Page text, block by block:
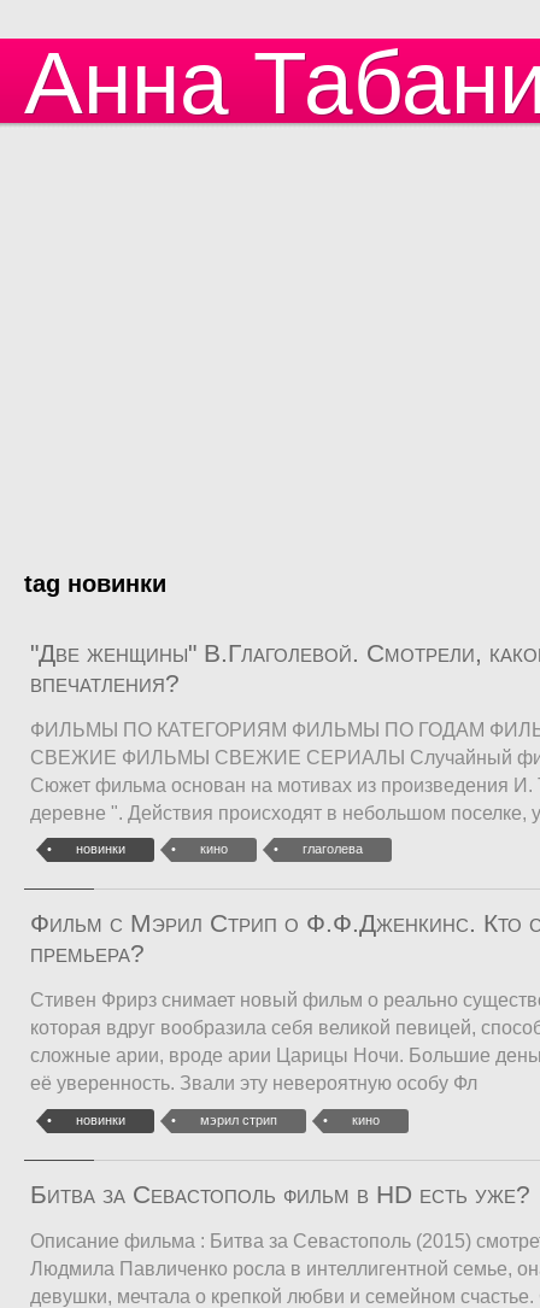
Анна
tag новинки
"Две женщины" В.Глаголевой. Смотрели,
впечатления?
ФИЛЬМЫ ПО КАТЕГОРИЯМ ФИЛЬМЫ ПО ГОДАМ
СВЕЖИЕ ФИЛЬМЫ СВЕЖИЕ СЕРИАЛЫ Случайный
Сюжет фильма основан на мотивах из произведения И.
деревне ". Действия происходят в небольшом поселке,
новинки кино глаголева
Фильм с Мэрил Стрип о Ф.Ф.Дженкинс. Кто
премьера?
Стивен Фрирз снимает новый фильм о реально
которая вдруг вообразила себя великой певицей,
сложные арии, вроде арии Царицы Ночи. Большие
её уверенность. Звали эту невероятную особу Фл
новинки мэрил стрип кино
Битва за Севастополь фильм в HD есть уже?
Описание фильма : Битва за Севастополь (2015)
Людмила Павличенко росла в интеллигентной семье,
девушки, мечтала о крепкой любви и семейном счастье.